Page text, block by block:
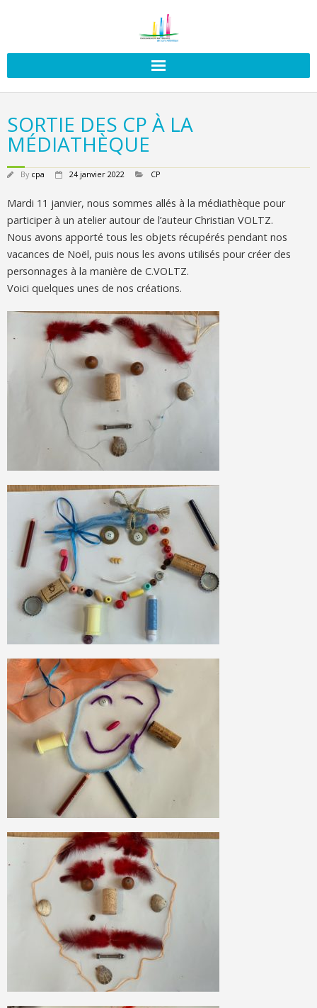
SORTIE DES CP À LA
MÉDIATHÈQUE
By cpa 24 janvier 2022 CP
Mardi 11 janvier, nous sommes allés à la médiathèque pour
participer à un atelier autour de l’auteur Christian VOLTZ.
Nous avons apporté tous les objets récupérés pendant nos
vacances de Noël, puis nous les avons utilisés pour créer des
personnages à la manière de C.VOLTZ.
Voici quelques unes de nos créations.